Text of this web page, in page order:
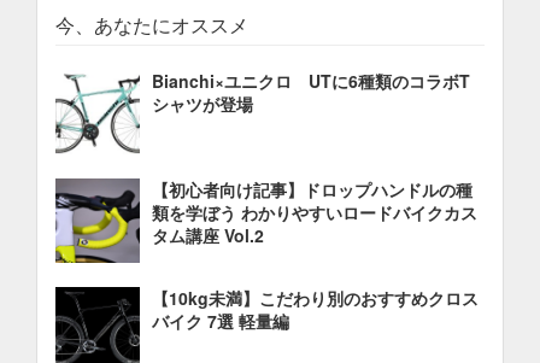
今、あなたにオススメ
Bianchi×ユニクロ UTに6種類のコラボT
シャツが登場
【初心者向け記事】ドロップハンドルの種
類を学ぼう わかりやすいロードバイクカス
タム講座 Vol.2
【10kg未満】こだわり別のおすすめクロス
バイク 7選 軽量編